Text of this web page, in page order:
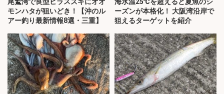
モンハタが狙いどき！【沖のル
アー釣り最新情報8選・三重】
ーズンが本格化！ 大阪湾沿岸で
狙えるターゲットを紹介